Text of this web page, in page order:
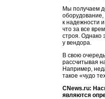
Мы получаем
оборудование,
к надежности
что за все
строя. Однако
у вендора.
В свою
рассчитывая
Например,
такое «чудо
CNews.ru:
являются